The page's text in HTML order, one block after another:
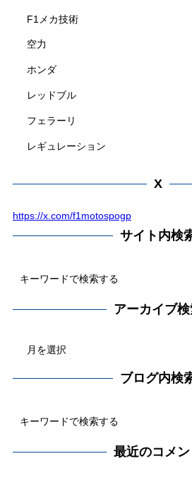
F1メカ技術
空力
ホンダ
レッドブル
フェラーリ
レギュレーション
X
https://x.com/f1motospogp
サイト内検
アーカイブ
ブログ内検
最近のコメン